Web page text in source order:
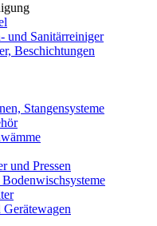
und Sanitärreiniger
Beschichtungen
Stangensysteme
und Pressen